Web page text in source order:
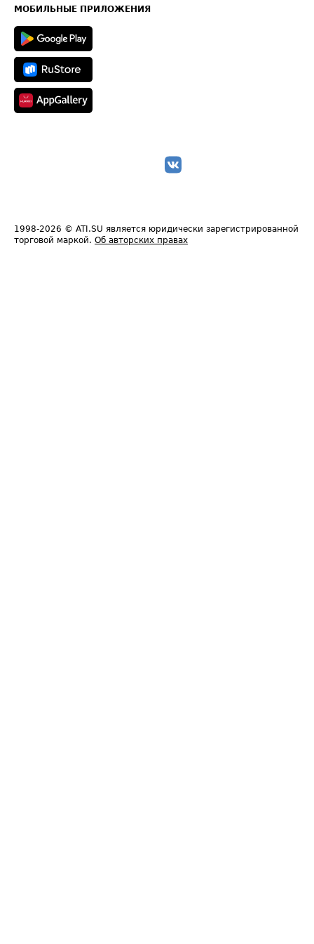
Техническая информация
МОБИЛЬНЫЕ ПРИЛОЖЕНИЯ
1998-2026 © ATI.SU является юридически зарегистрированной
торговой маркой. Об авторских правах